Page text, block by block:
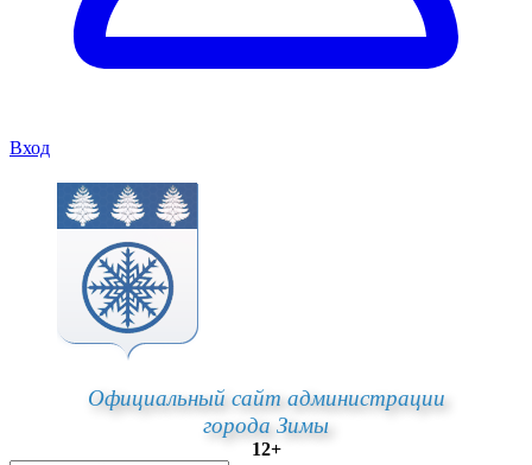
Вход
Официальный сайт администрации
города Зимы
12+